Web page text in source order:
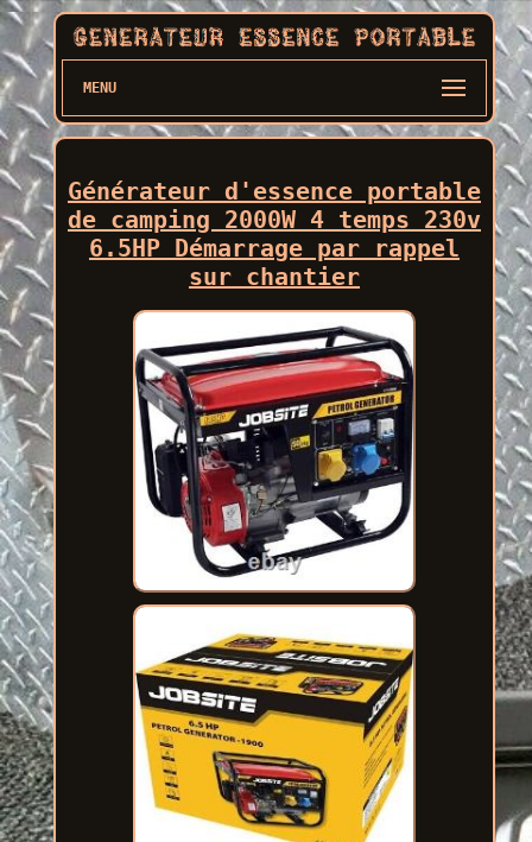
MENU
Générateur d'essence portable
de camping 2000W 4 temps 230v
6.5HP Démarrage par rappel
sur chantier